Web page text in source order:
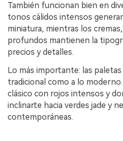
También funcionan bien en
tonos cálidos intensos
miniatura, mientras los
profundos mantienen la
precios y detalles.
Lo más importante: las
tradicional como a lo
clásico con rojos intensos y
inclinarte hacia verdes jade y
contemporáneas.